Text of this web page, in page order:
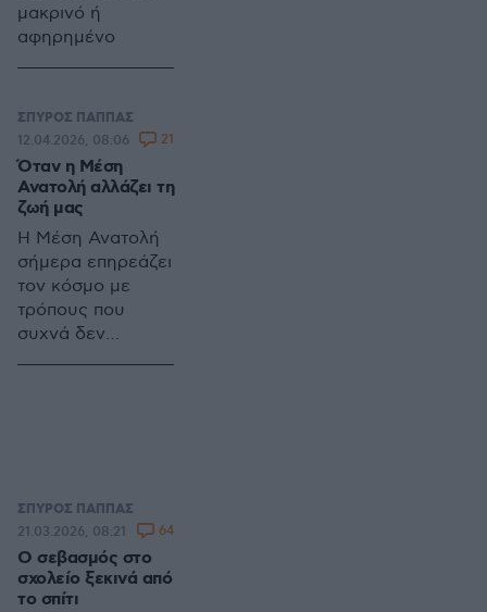
μακρινό ή
αφηρημένο
ΣΠΥΡΟΣ ΠΑΠΠΑΣ
Όταν η Μέση
Ανατολή αλλάζει τη
ζωή μας
Η Μέση Ανατολή
σήμερα επηρεάζει
τον κόσμο με
τρόπους που
συχνά δεν
12.04.2026, 08:06 21
ΣΠΥΡΟΣ ΠΑΠΠΑΣ
Ο σεβασμός στο
σχολείο ξεκινά από
το σπίτι
21.03.2026, 08:21 64